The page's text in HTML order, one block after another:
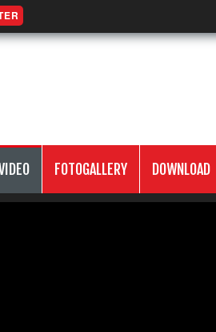
FOTOGALLERY DOWNLOAD